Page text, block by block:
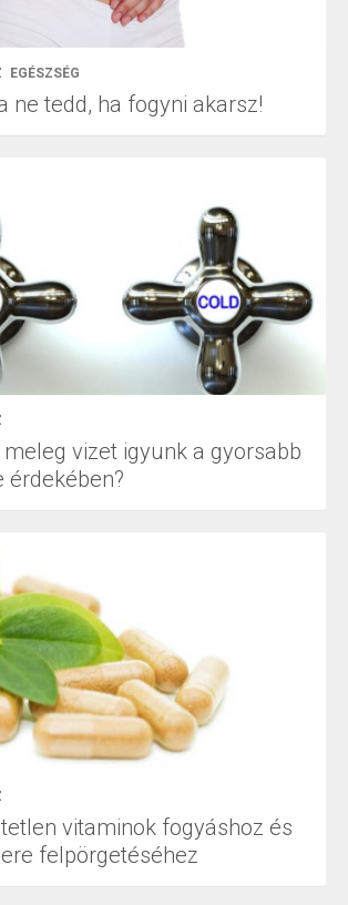
EGÉSZSÉG
ne tedd, ha fogyni akarsz!
vizet igyunk a gyorsabb
érdekében?
vitaminok fogyáshoz és
felpörgetéséhez